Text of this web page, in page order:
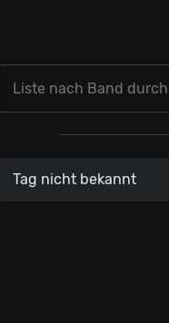
Tag nicht bekannt